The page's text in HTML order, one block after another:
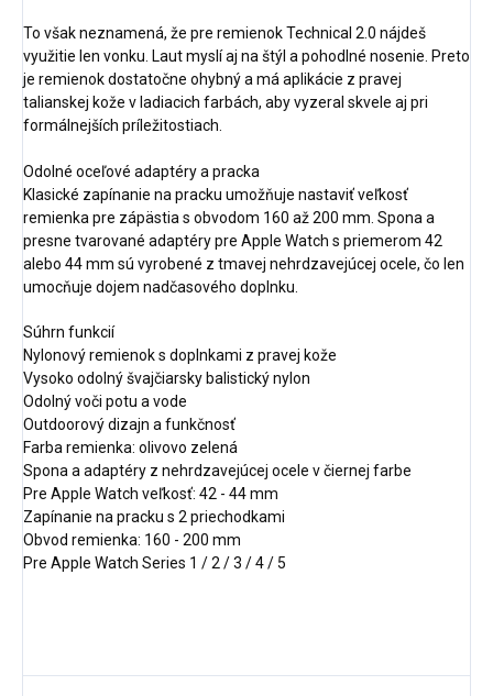
To však neznamená, že pre remienok Technical 2.0 nájdeš
využitie len vonku. Laut myslí aj na štýl a pohodlné nosenie. Preto
je remienok dostatočne ohybný a má aplikácie z pravej
talianskej kože v ladiacich farbách, aby vyzeral skvele aj pri
formálnejších príležitostiach.
Odolné oceľové adaptéry a pracka
Klasické zapínanie na pracku umožňuje nastaviť veľkosť
remienka pre zápästia s obvodom 160 až 200 mm. Spona a
presne tvarované adaptéry pre Apple Watch s priemerom 42
alebo 44 mm sú vyrobené z tmavej nehrdzavejúcej ocele, čo len
umocňuje dojem nadčasového doplnku.
Súhrn funkcií
Nylonový remienok s doplnkami z pravej kože
Vysoko odolný švajčiarsky balistický nylon
Odolný voči potu a vode
Outdoorový dizajn a funkčnosť
Farba remienka: olivovo zelená
Spona a adaptéry z nehrdzavejúcej ocele v čiernej farbe
Pre Apple Watch veľkosť: 42 - 44 mm
Zapínanie na pracku s 2 priechodkami
Obvod remienka: 160 - 200 mm
Pre Apple Watch Series 1 / 2 / 3 / 4 / 5